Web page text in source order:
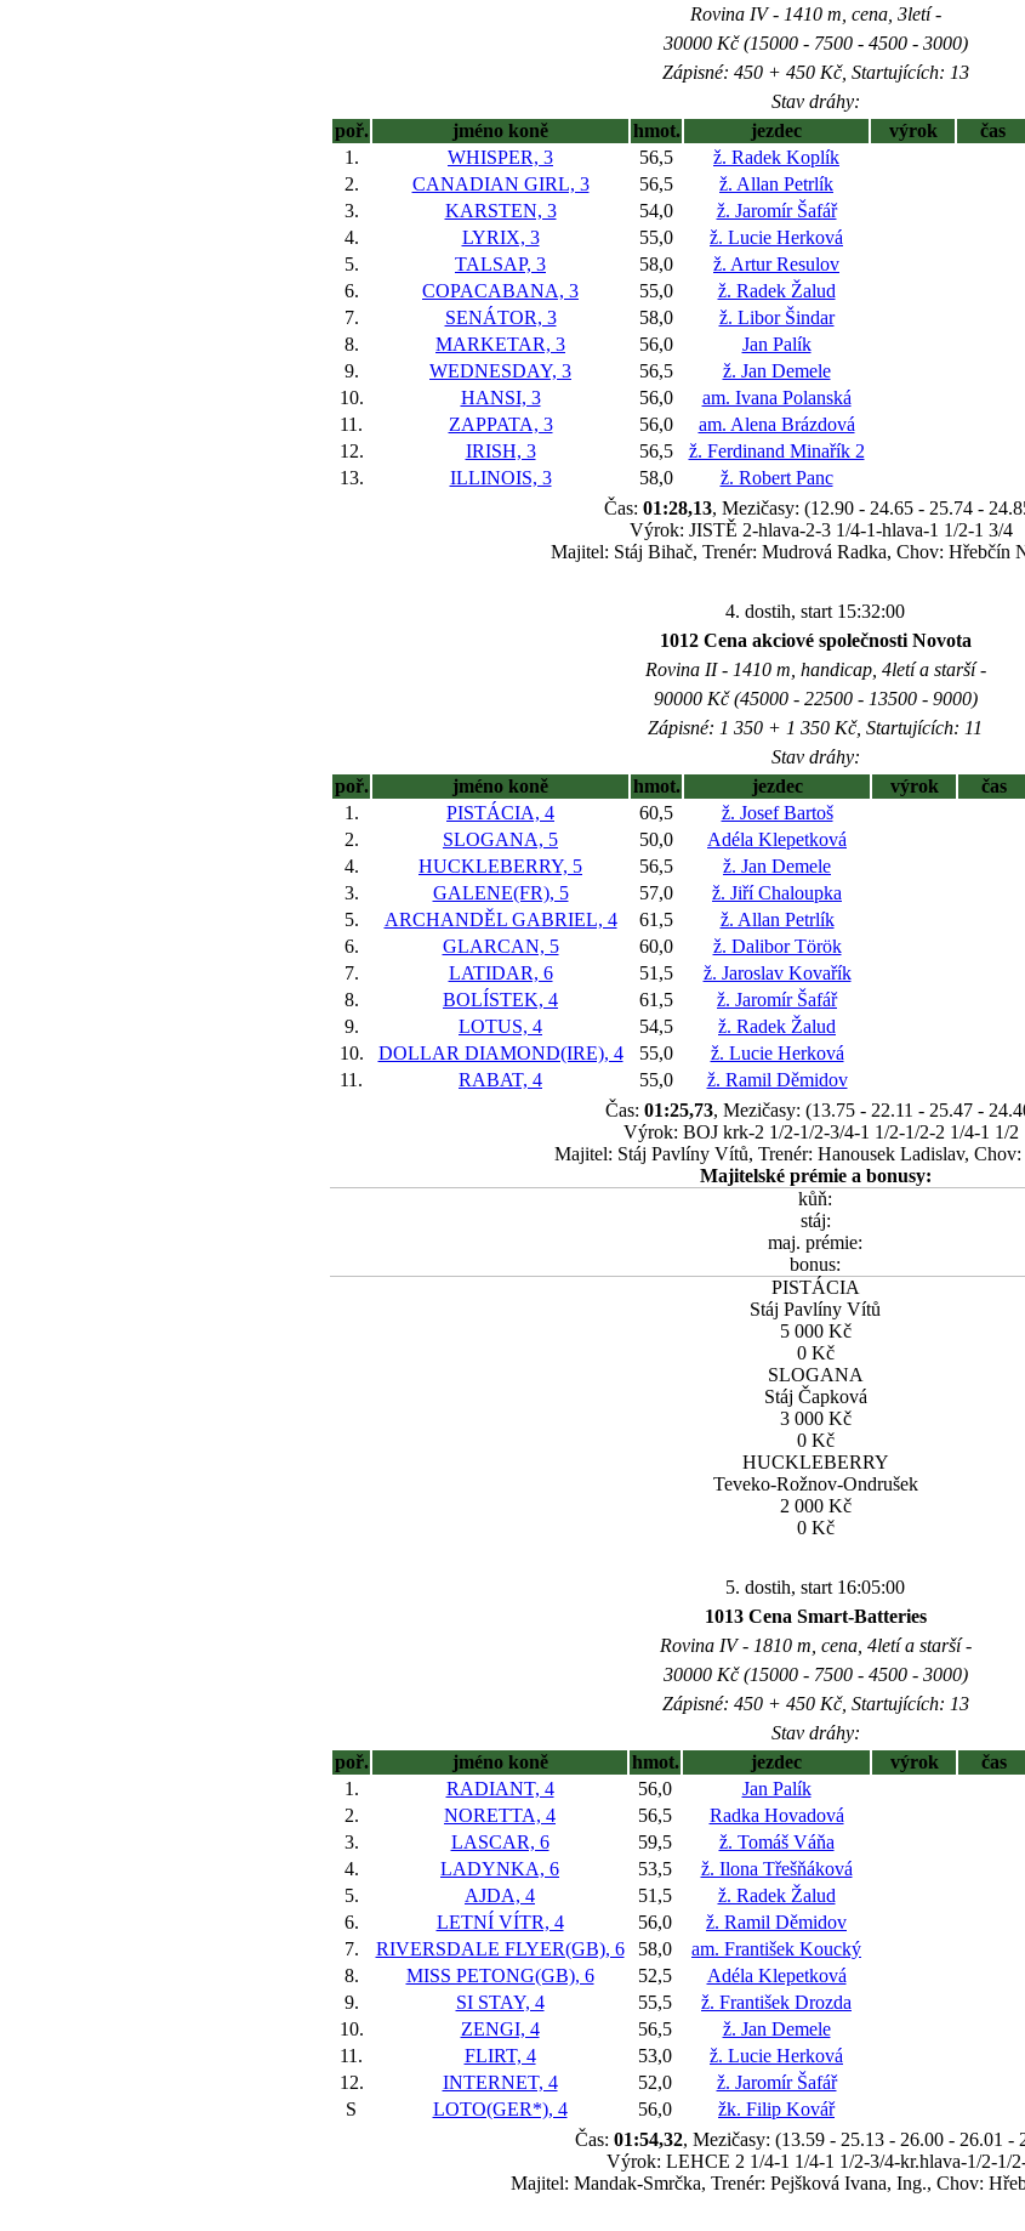
Rovina IV - 1410 m, cena, 3letí -
30000 Kč (15000 - 7500 - 4500 - 3000)
Zápisné: 450 + 450 Kč, Startujících: 13
Stav dráhy:
poř.
jméno koně hmot. jezdec výrok čas
1.
WHISPER, 3 56,5 ž. Radek Koplík
2.
CANADIAN GIRL, 3 56,5 ž. Allan Petrlík
3.
KARSTEN, 3 54,0 ž. Jaromír Šafář
4.
LYRIX, 3 55,0 ž. Lucie Herková
5.
TALSAP, 3 58,0 ž. Artur Resulov
6.
COPACABANA, 3 55,0 ž. Radek Žalud
7.
SENÁTOR, 3 58,0 ž. Libor Šindar
8.
MARKETAR, 3 56,0 Jan Palík
9.
WEDNESDAY, 3 56,5 ž. Jan Demele
10.
HANSI, 3 56,0 am. Ivana Polanská
11.
ZAPPATA, 3 56,0 am. Alena Brázdová
12.
IRISH, 3 56,5 ž. Ferdinand Minařík 2
13.
ILLINOIS, 3 58,0 ž. Robert Panc
Čas: 01:28,13, Mezičasy: (12.90 - 24.65 - 25.74 -
Výrok: JISTĚ 2-hlava-2-3 1/4-1-hlava-1 1/2-1 3/4
Majitel: Stáj Bihač, Trenér: Mudrová Radka, Chov: Hřebčín
4. dostih, start 15:32:00
1012 Cena akciové společnosti Novota
Rovina II - 1410 m, handicap, 4letí a starší -
90000 Kč (45000 - 22500 - 13500 - 9000)
Zápisné: 1 350 + 1 350 Kč, Startujících: 11
Stav dráhy:
poř.
jméno koně hmot. jezdec výrok čas
1.
PISTÁCIA, 4 60,5 ž. Josef Bartoš
2.
SLOGANA, 5 50,0 Adéla Klepetková
4.
HUCKLEBERRY, 5 56,5 ž. Jan Demele
3.
GALENE(FR), 5 57,0 ž. Jiří Chaloupka
5.
ARCHANDĚL GABRIEL, 4 61,5 ž. Allan Petrlík
6.
GLARCAN, 5 60,0 ž. Dalibor Török
7.
LATIDAR, 6 51,5 ž. Jaroslav Kovařík
8.
BOLÍSTEK, 4 61,5 ž. Jaromír Šafář
9.
LOTUS, 4 54,5 ž. Radek Žalud
10.
DOLLAR DIAMOND(IRE), 4 55,0 ž. Lucie Herková
11.
RABAT, 4 55,0 ž. Ramil Děmidov
Čas: 01:25,73, Mezičasy: (13.75 - 22.11 - 25.47 -
Výrok: BOJ krk-2 1/2-1/2-3/4-1 1/2-1/2-2 1/4-1 1/2
Majitel: Stáj Pavlíny Vítů, Trenér: Hanousek Ladislav, Chov:
Majitelské prémie a bonusy:
kůň:
stáj:
maj. prémie:
bonus:
PISTÁCIA
Stáj Pavlíny Vítů
5 000 Kč
0 Kč
SLOGANA
Stáj Čapková
3 000 Kč
0 Kč
HUCKLEBERRY
Teveko-Rožnov-Ondrušek
2 000 Kč
0 Kč
5. dostih, start 16:05:00
1013 Cena Smart-Batteries
Rovina IV - 1810 m, cena, 4letí a starší -
30000 Kč (15000 - 7500 - 4500 - 3000)
Zápisné: 450 + 450 Kč, Startujících: 13
Stav dráhy:
poř.
jméno koně hmot. jezdec výrok čas
1.
RADIANT, 4 56,0 Jan Palík
2.
NORETTA, 4 56,5 Radka Hovadová
3.
LASCAR, 6 59,5 ž. Tomáš Váňa
4.
LADYNKA, 6 53,5 ž. Ilona Třešňáková
5.
AJDA, 4 51,5 ž. Radek Žalud
6.
LETNÍ VÍTR, 4 56,0 ž. Ramil Děmidov
7.
RIVERSDALE FLYER(GB), 6 58,0 am. František Koucký
8.
MISS PETONG(GB), 6 52,5 Adéla Klepetková
9.
SI STAY, 4 55,5 ž. František Drozda
10.
ZENGI, 4 56,5 ž. Jan Demele
11.
FLIRT, 4 53,0 ž. Lucie Herková
12.
INTERNET, 4 52,0 ž. Jaromír Šafář
S
LOTO(GER*), 4 56,0 žk. Filip Kovář
Čas: 01:54,32, Mezičasy: (13.59 - 25.13 - 26.00 - 26.01 -
Výrok: LEHCE 2 1/4-1 1/4-1 1/2-3/4-kr.hlava-1/2-1/
Majitel: Mandak-Smrčka, Trenér: Pejšková Ivana, Ing., Chov: